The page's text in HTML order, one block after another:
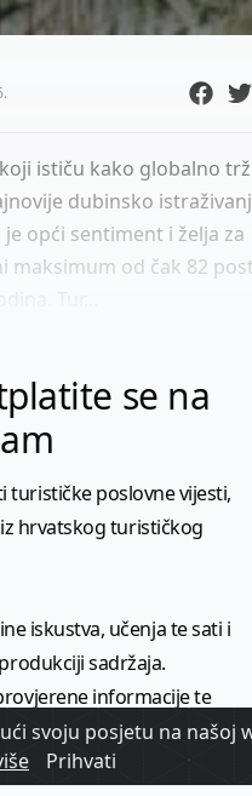
ističu kako globalno
dubinsko
opći sentiment i želja za
maksimum od čak 82
se na
poslovne vijesti,
hrvatskog turističkog
iskustva, učenja te sati i
sadržaja.
informacije te
i trendova.
svoju posjetu na našoj
Prihvati